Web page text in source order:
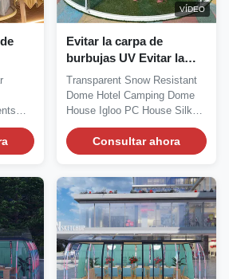
de
VÍDEO
Evitar la carpa de
burbujas UV Evitar la
electrónica automotriz
resistente a la intemperie
Transparent Snow Resistant
Dome Hotel Camping Dome
House Igloo PC House Silk
Road Enterprise's...
Consultar ahora